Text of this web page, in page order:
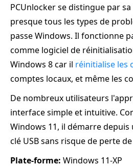
PCUnlocker se distingue par
presque tous les types de
passe Windows. Il fonctionne
comme logiciel de
Windows 8 car il réinitialise les
comptes locaux, et même les
De nombreux utilisateurs
interface simple et intuitive.
Windows 11, il démarre depuis
clé USB sans risque de perte
Plate-forme: Windows 11-XP